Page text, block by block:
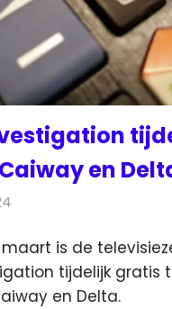
en
is de
tijdelijk gratis
en Delta.